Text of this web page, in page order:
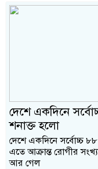
দেশে একদিনে
শনাক্ত হলো
দেশে একদিনে সর্বোচ্চ
এতে আক্রান্ত রোগীর
আর গেল